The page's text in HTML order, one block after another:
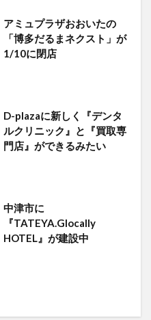
アミュプラザおおいたの
「博多だるまネクスト」が
1/10に閉店
D-plazaに新しく『デンタ
ルクリニック』と『買取専
門店』ができるみたい
中津市に
『TATEYA.Glocally
HOTEL』が建設中